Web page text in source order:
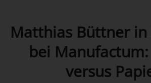
Matthias Büttner
bei
versus